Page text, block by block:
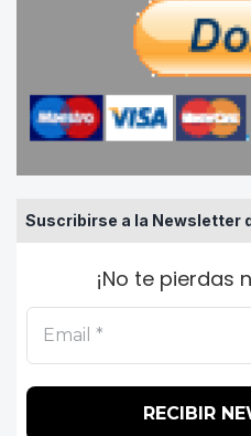
Suscribirse a la Newsletter
¡No te pierdas